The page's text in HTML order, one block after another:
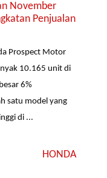
November
Penjualan
Prospect Motor
10.165 unit di
6%
satu model yang
di ...
HONDA